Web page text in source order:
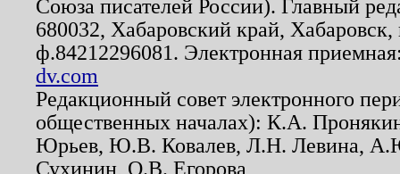
Союза писателей России). Главный
680032, Хабаровский край,
ф.84212296081. Электронная
dv.com
Редакционный совет электронного
общественных началах): К.А.
Юрьев, Ю.В. Ковалев, Л.Н. Левина,
Сухинин, О.В. Егорова